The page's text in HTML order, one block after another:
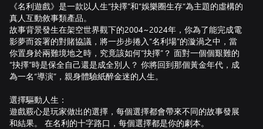
《名利遊戲》是一款以人生“抉擇”和“娛樂圈生存“為主題的虛構的
真人互動敘事類產品。
故事背景發生在架空世界觀下的2004~2024年，你為了能完成電
影夢而簽署的對賭協議，將一步步捲入“名利場”的漩渦之中，當
你置身於兩難境地之時，究竟該如何“抉擇”？ 面對一個個艱難的
“抉擇”時是保全自己還是成全別人？ 你將回到那個黃金年代，成
為一名“導演”，親身體驗紙醉金迷的人生。
選擇驅動人生：
遊戲覈心是玩家做出的選擇，每個選擇都會帶來不同的故事發展
和結果。 在名利的十字路口，每個選擇都是你的劇本。